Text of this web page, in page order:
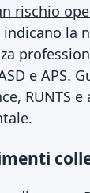
rischio
la
e APS.
RUNTS e